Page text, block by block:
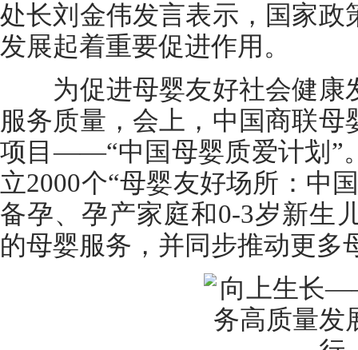
处长刘金伟发言表示，国家政
发展起着重要促进作用。
为促进母婴友好社会健康
服务质量，会上，中国商联
项目——“中国母婴质爱计划”
立2000个“母婴友好场所：中
备孕、孕产家庭和0-3岁新生
的母婴服务，并同步推动更多